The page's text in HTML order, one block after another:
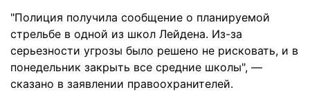
"Полиция получила сообщение о планируемой
стрельбе в одной из школ Лейдена. Из-за
серьезности угрозы было решено не рисковать, и в
понедельник закрыть все средние школы", —
сказано в заявлении правоохранителей.